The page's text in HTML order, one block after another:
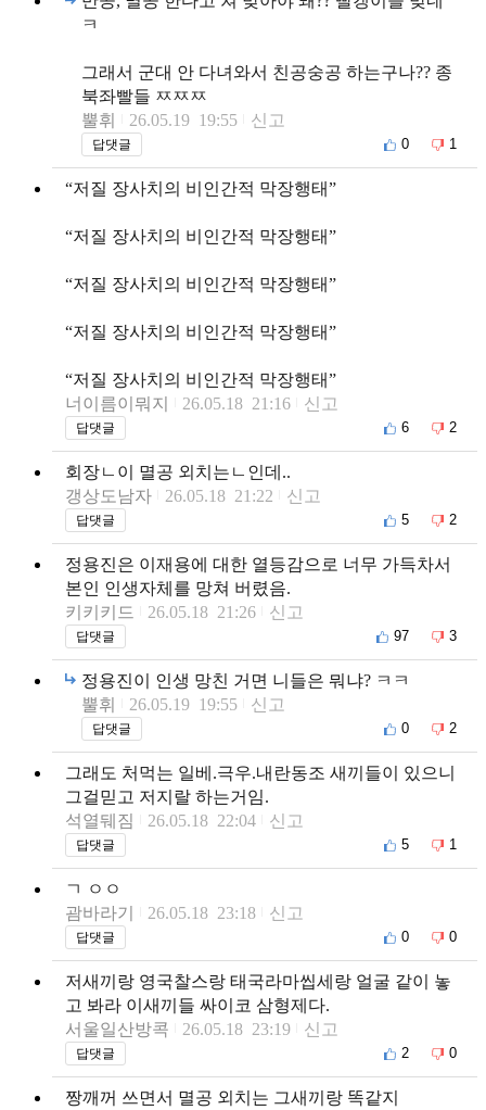
ㅋ
그래서 군대 안 다녀와서 친공숭공 하는구나?? 종
북좌빨들 ㅉㅉㅉ
뿔휘
26.05.19 19:55 신고
답댓글 0 1
“저질 장사치의 비인간적 막장행태”
“저질 장사치의 비인간적 막장행태”
“저질 장사치의 비인간적 막장행태”
“저질 장사치의 비인간적 막장행태”
“저질 장사치의 비인간적 막장행태”
너이름이뭐지
26.05.18 21:16 신고
답댓글 6 2
회장ㄴ이 멸공 외치는ㄴ인데..
갱상도남자
26.05.18 21:22 신고
답댓글 5 2
정용진은 이재용에 대한 열등감으로 너무 가득차서
본인 인생자체를 망쳐 버렸음.
키키키드
26.05.18 21:26 신고
답댓글 97 3
정용진이 인생 망친 거면 니들은 뭐냐? ㅋㅋ
뿔휘
26.05.19 19:55 신고
답댓글 0 2
그래도 처먹는 일베.극우.내란동조 새끼들이 있으니
그걸믿고 저지랄 하는거임.
석열뒈짐
26.05.18 22:04 신고
답댓글 5 1
ㄱ ㅇㅇ
괌바라기
26.05.18 23:18 신고
답댓글 0 0
저새끼랑 영국찰스랑 태국라마씹세랑 얼굴 같이 놓
고 봐라 이새끼들 싸이코 삼형제다.
서울일산방콕
26.05.18 23:19 신고
답댓글 2 0
짱깨꺼 쓰면서 멸공 외치는 그새끼랑 똑같지